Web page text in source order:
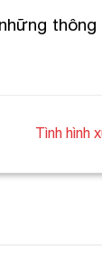
Tình hình